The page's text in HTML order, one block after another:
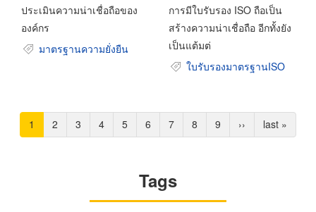
ประเมินความน่าเชื่อถือของ
องค์กร
มาตรฐานความยั่งยืน
การมีใบรับรอง ISO ถือเป็น
สร้างความน่าเชื่อถือ อีกทั้งยัง
เป็นแต้มต่
ใบรับรองมาตรฐานISO
Pagination
Current
page
1 Page
2 Page
3 Page
4 Page
5 Page
6 Page
7 Page
8 Page
9
Next
page
››
Last
page
last »
Tags